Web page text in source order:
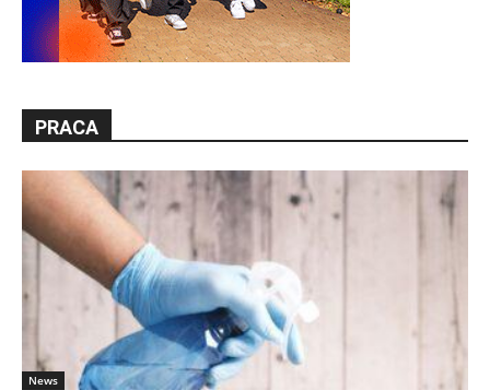
PRACA
News